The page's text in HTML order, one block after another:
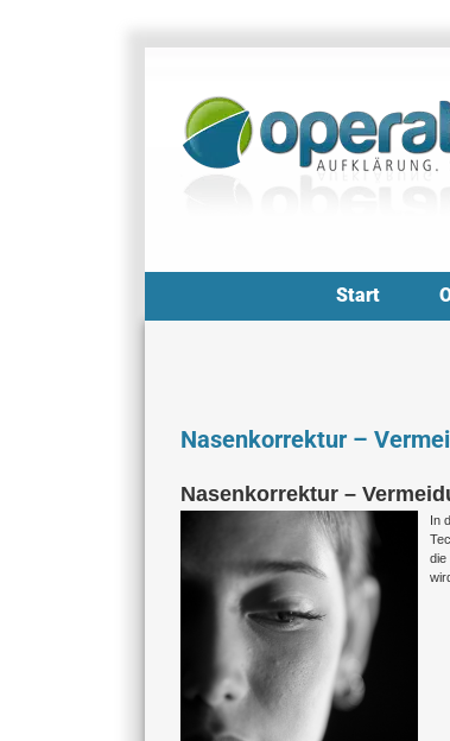
Start
Nasenkorrektur –
Nasenkorrektur –
In
die